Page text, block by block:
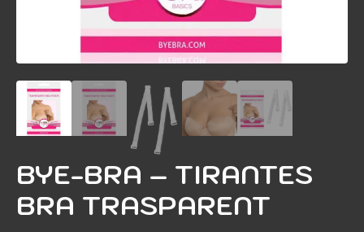
BYE-BRA – TIRANTES
BRA TRASPARENT